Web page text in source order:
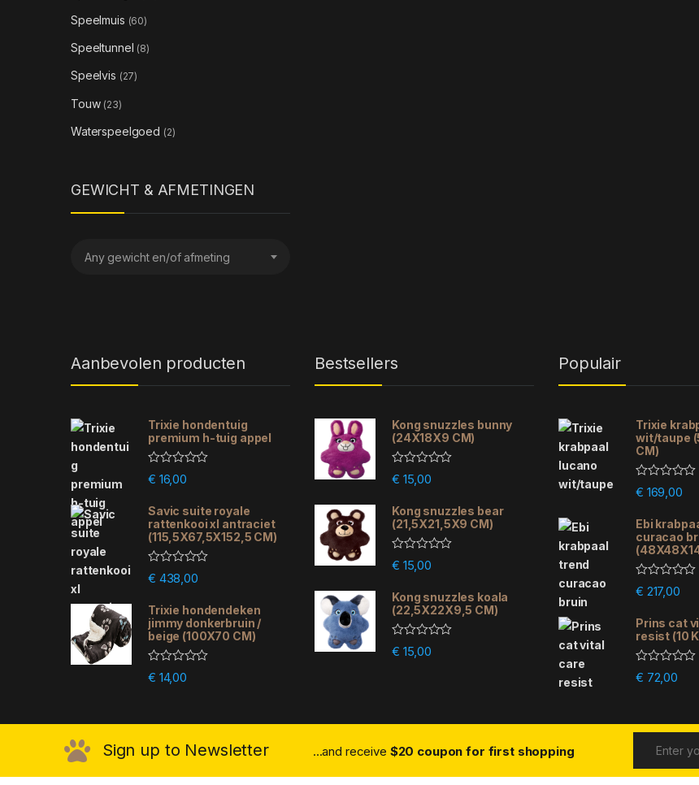
Speelmuis (60)
Speeltunnel (8)
Speelvis (27)
Touw (23)
Waterspeelgoed (2)
GEWICHT & AFMETINGEN
Any gewicht en/of afmeting
Aanbevolen producten
Trixie hondentuig
premium h-tuig appel
R
a
e
d
0
o
u
t
o
€ 16,00
Savic suite royale
rattenkooi xl antraciet
(115,5X67,5X152,5 CM)
R
a
e
d
0
o
u
t
o
€ 438,00
Trixie hondendeken
jimmy donkerbruin /
beige (100X70 CM)
R
a
u
o
€ 14,00
Bestsellers
Kong snuzzles bunny
(24X18X9 CM)
R
a
e
d
0
o
t
5
€ 15,00
Kong snuzzles bear
(21,5X21,5X9 CM)
R
a
e
d
0
o
t
€ 15,00
Kong snuzzles koala
(22,5X22X9,5 CM)
R
a
u
o
f
€ 15,00
Populair
Trixie
wit/taupe
CM)
R
a
e
d
0
o
u
t
o
€ 169,00
Ebi
curacao
R
a
e
d
0
o
t
€ 217,00
Prins cat
resist (10
R
a
o
€ 72,00
Sign up to Newsletter ...and receive $20 coupon for first shopping